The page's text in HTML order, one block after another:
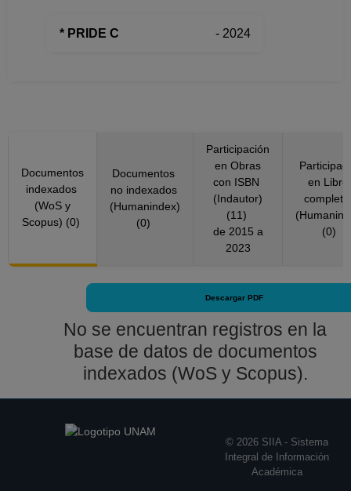
* PRIDE C - 2024
Documentos
indexados
(WoS y
Scopus) (0)
Documentos
no indexados
(Humanindex)
(0)
Participación
en Obras
con ISBN
(Indautor)
(11)
de 2015 a
2023
en
(0)
Descargar PDF
No se encuentran registros en la
base de datos de documentos
indexados (WoS y Scopus).
© 2026 SIIA - Sistema
Integral de Información
Académica